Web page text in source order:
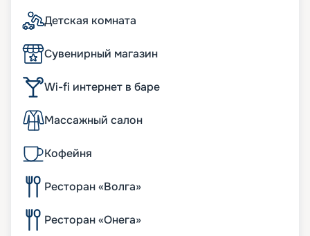
Детская комната
Сувенирный магазин
Wi-fi интернет в баре
Массажный салон
Кофейня
Ресторан «Волга»
Ресторан «Онега»